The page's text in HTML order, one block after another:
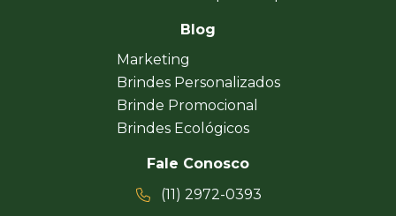
Blog
Marketing
Brindes Personalizados
Brinde Promocional
Brindes Ecológicos
Fale Conosco
(11) 2972-0393